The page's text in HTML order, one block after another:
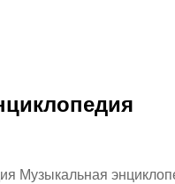
Музыкальная